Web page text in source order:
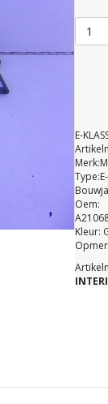
E-
E-
Oem:
Kleur: